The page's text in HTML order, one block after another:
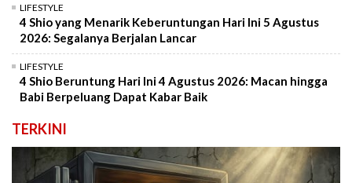
LIFESTYLE
4 Shio yang Menarik Keberuntungan Hari Ini 5 Agustus
2026: Segalanya Berjalan Lancar
LIFESTYLE
4 Shio Beruntung Hari Ini 4 Agustus 2026: Macan hingga
Babi Berpeluang Dapat Kabar Baik
TERKINI